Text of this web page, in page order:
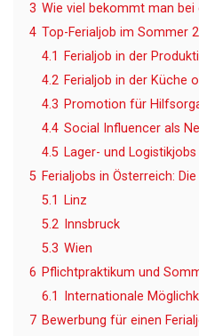
3 Wie viel bekommt man bei
4 Top-Ferialjob im Sommer
4.1
Ferialjob in der
4.2 Ferialjob in der Küche
4.3 Promotion für
4.4 Social Influencer als
4.5 Lager- und Logistikjobs
5 Ferialjobs in Österreich:
5.1
Linz
5.2 Innsbruck
5.3 Wien
6 Pflichtpraktikum und
6.1
Internationale
7 Bewerbung für einen